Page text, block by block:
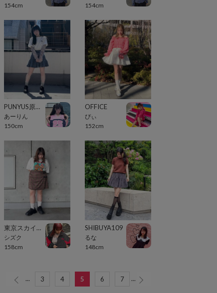
154cm
154cm
PUNYUS原宿竹下通り
あーりん
150cm
OFFICE
ぴぃ
152cm
東京スカイツリータウン・ソラマチ
シズク
158cm
SHIBUYA109
るな
148cm
... 3 4 5 6 7 ...